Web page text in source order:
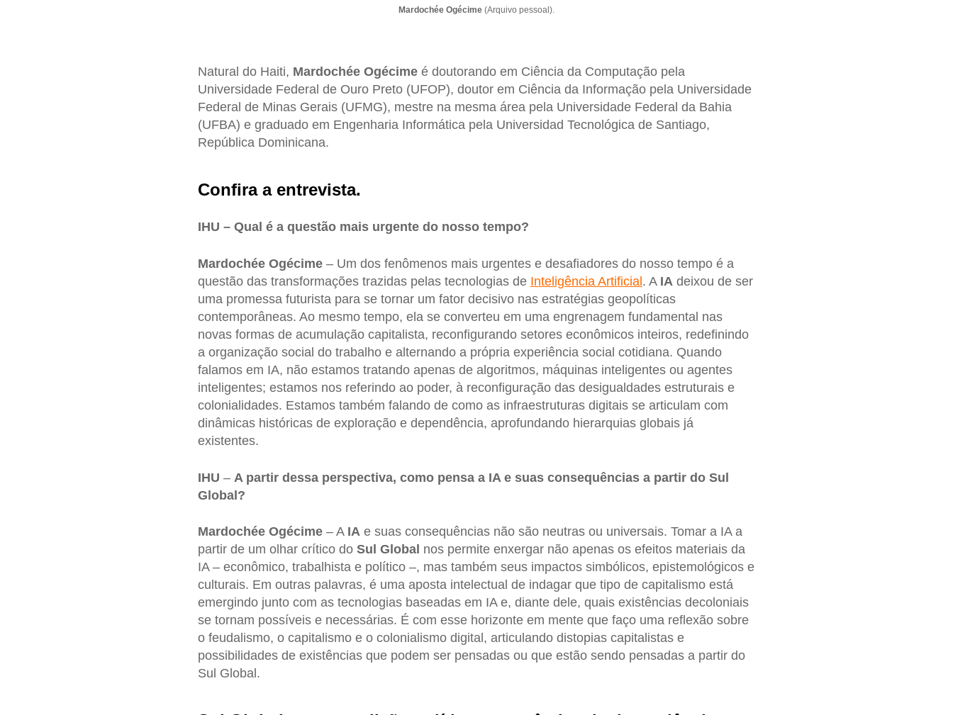
Mardochée Ogécime(Arquivo pessoal).
Natural do Haiti, Mardochée Ogécimeé doutorando em Ciência da Computação pela
Universidade Federal de Ouro Preto (UFOP), doutor em Ciência da Informação pela Universidade
Federal de Minas Gerais (UFMG), mestre na mesma área pela Universidade Federal da Bahia
(UFBA) e graduado em Engenharia Informática pela Universidad Tecnológica de Santiago,
República Dominicana.
Confira a entrevista.
IHU – Qual é a questão mais urgente do nosso tempo?
Mardochée Ogécime– Um dos fenômenos mais urgentes e desafiadores do nosso tempo é a
questão das transformações trazidas pelas tecnologias de Inteligência Artificial. A IA deixou de ser
uma promessa futurista para se tornar um fator decisivo nas estratégias geopolíticas
contemporâneas. Ao mesmo tempo, ela se converteu em uma engrenagem fundamental nas
novas formas de acumulação capitalista, reconfigurando setores econômicos inteiros, redefinindo
a organização social do trabalho e alternando a própria experiência social cotidiana. Quando
falamos em IA, não estamos tratando apenas de algoritmos, máquinas inteligentes ou agentes
inteligentes; estamos nos referindo ao poder, à reconfiguração das desigualdades estruturais e
colonialidades. Estamos também falando de como as infraestruturas digitais se articulam com
dinâmicas históricas de exploração e dependência, aprofundando hierarquias globais já
existentes.
IHU – A partir dessa perspectiva, como pensa a IA e suas consequências a partir do Sul
Global?
Mardochée Ogécime– A IAe suas consequências não são neutras ou universais. Tomar a IA a
partir de um olhar crítico do Sul Global nos permite enxergar não apenas os efeitos materiais da
IA – econômico, trabalhista e político –, mas também seus impactos simbólicos, epistemológicos e
culturais. Em outras palavras, é uma aposta intelectual de indagar que tipo de capitalismo está
emergindo junto com as tecnologias baseadas em IA e, diante dele, quais existências decoloniais
se tornam possíveis e necessárias. É com esse horizonte em mente que faço uma reflexão sobre
o feudalismo, o capitalismo e o colonialismo digital, articulando distopias capitalistas e
possibilidades de existências que podem ser pensadas ou que estão sendo pensadas a partir do
Sul Global.